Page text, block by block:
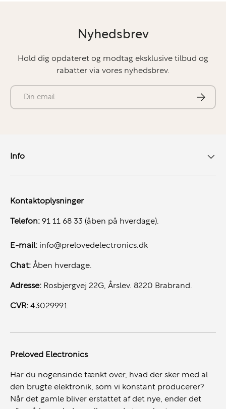
Nyhedsbrev
Hold dig opdateret og modtag eksklusive tilbud og
rabatter via vores nyhedsbrev.
E-mail
Abonner
Info
Kontaktoplysninger
Telefon: 91 11 68 33 (åben på hverdage).
E-mail: info@prelovedelectronics.dk
Chat: Åben hverdage.
Adresse: Rosbjergvej 22G, Årslev. 8220 Brabrand.
CVR: 43029991
Preloved Electronics
Har du nogensinde tænkt over, hvad der sker med al
den brugte elektronik, som vi konstant producerer?
Når det gamle bliver erstattet af det nye, ender det